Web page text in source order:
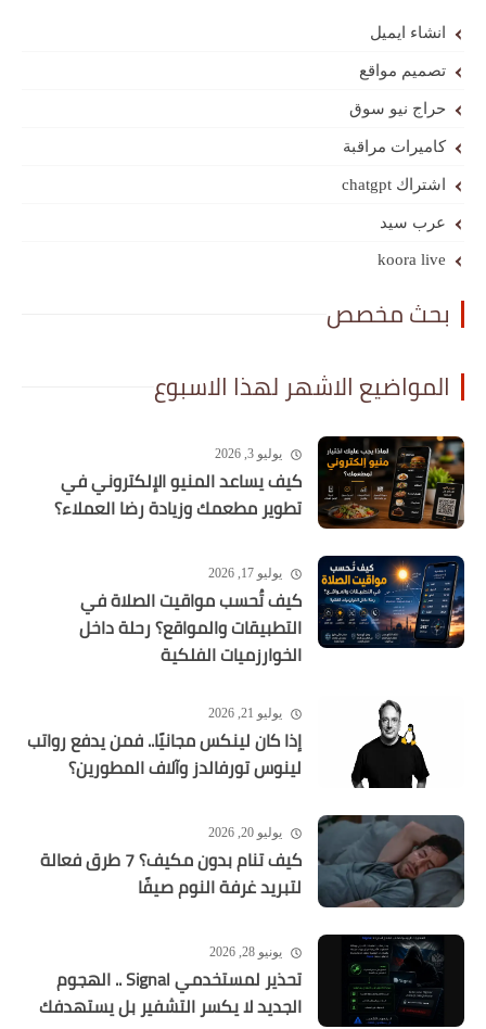
انشاء ايميل
تصميم مواقع
حراج نيو سوق
كاميرات مراقبة
اشتراك chatgpt
عرب سيد
koora live
بحث مخصص
المواضيع الاشهر لهذا الاسبوع
يوليو 3, 2026
كيف يساعد المنيو الإلكتروني في
تطوير مطعمك وزيادة رضا العملاء؟
يوليو 17, 2026
كيف تُحسب مواقيت الصلاة في
التطبيقات والمواقع؟ رحلة داخل
الخوارزميات الفلكية
يوليو 21, 2026
إذا كان لينكس مجانيًا.. فمن يدفع رواتب
لينوس تورفالدز وآلاف المطورين؟
يوليو 20, 2026
كيف تنام بدون مكيف؟ 7 طرق فعالة
لتبريد غرفة النوم صيفًا
يونيو 28, 2026
تحذير لمستخدمي Signal .. الهجوم
الجديد لا يكسر التشفير بل يستهدفك